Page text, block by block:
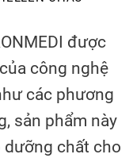
được
công nghệ
các phương
sản phẩm này
dưỡng chất cho